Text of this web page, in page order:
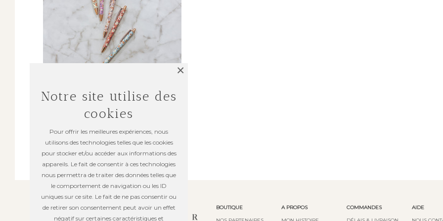
MAISON & PAPETERIE
5,00 €
BOUTIQUE
A PROPOS
COMMANDES
AIDE
Notre site utilise des
cookies
Pour offrir les meilleures expériences, nous
utilisons des technologies telles que les cookies
pour stocker et/ou accéder aux informations des
appareils. Le fait de consentir à ces technologies
nous permettra de traiter des données telles que
le comportement de navigation ou les ID
uniques sur ce site. Le fait de ne pas consentir ou
de retirer son consentement peut avoir un effet
négatif sur certaines caractéristiques et
×